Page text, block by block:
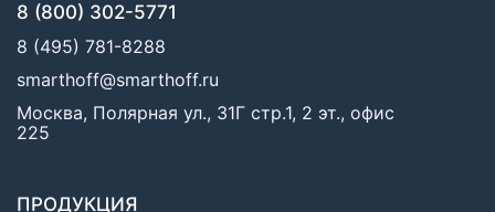
8 (800) 302-5771
8 (495) 781-8288
smarthoff@smarthoff.ru
Москва, Полярная ул., 31Г стр.1, 2 эт., офис
225
ПРОДУКЦИЯ